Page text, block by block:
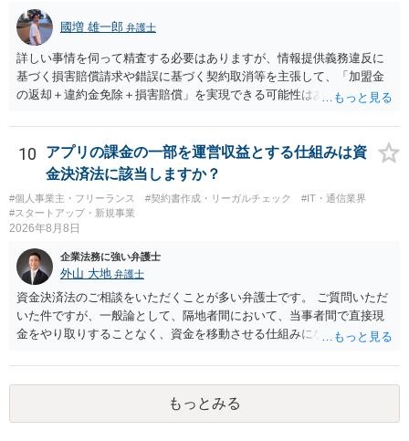
國増 雄一郎 弁護士
詳しい事情を伺って精査する必要はありますが、情報提供義務違反に
基づく損害賠償請求や錯誤に基づく契約取消等を主張して、「加盟金
の返却＋違約金免除＋損害賠償」を実現できる可能性はあると思いま
10
アプリの課金の一部を運営収益とする仕組みは資
金決済法に該当しますか？
#個人事業主・フリーランス #契約書作成・リーガルチェック
#IT・通信業界
#スタートアップ・新規事業
2026年8月8日
企業法務に強い弁護士
外山 大地 弁護士
資金決済法のご相談をいただくことが多い弁護士です。 ご質問いただ
いた件ですが、一般論として、隔地者間において、当事者間で直接現
金をやり取りすることなく、資金を移動させる仕組みになりますの
も、為替取引に該当し得る場合であっても、いわゆる収納代行とし
て、資金移動業の規制の対象外となる余地があります。 この点につい
ては、単に「利用者から資金を受け取り、寄付団体に送金する」とい
う資金の流れだけで判断することはできず、アプリの仕組みが利用者
もっとみる